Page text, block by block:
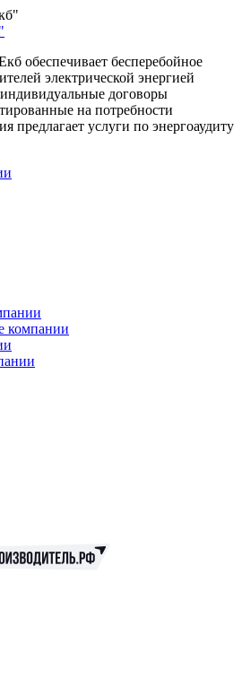
обеспечивает бесперебойное
электрической энергией
договоры
на потребности
предлагает услуги по энергоаудиту
компании